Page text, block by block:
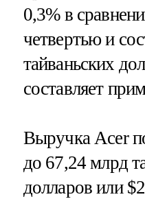
0,3% в
четвертью и
тайваньских
составляет
Выручка Acer
до 67,24 млрд
долларов или